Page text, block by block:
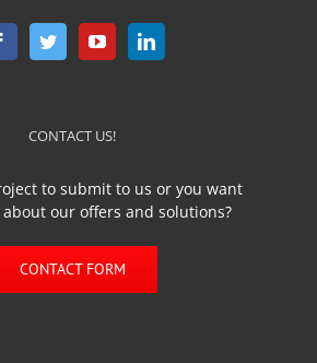
CONTACT US!
to submit to us or you want
our offers and solutions?
CONTACT FORM